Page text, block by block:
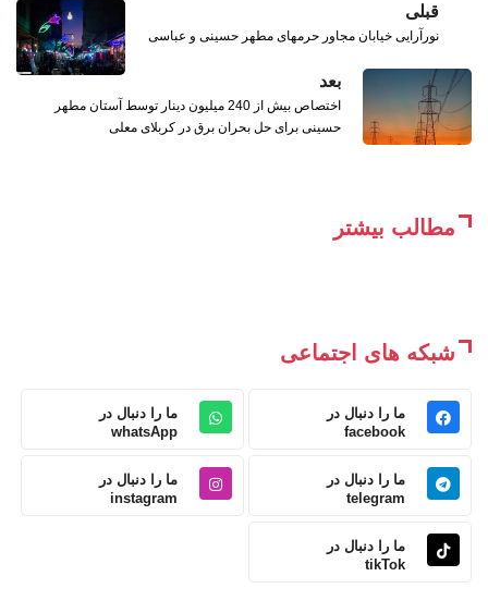
قبلی
نورآرایی خیابان مجاور حرمهای مطهر حسینی و عباسی
بعد
اختصاص بیش از 240 میلیون دینار توسط آستان مطهر
حسینی برای حل بحران برق در کربلای معلی
مطالب بیشتر
شبکه های اجتماعی
ما را دنبال در
facebook
ما را دنبال در
whatsApp
ما را دنبال در
telegram
ما را دنبال در
instagram
ما را دنبال در
tikTok